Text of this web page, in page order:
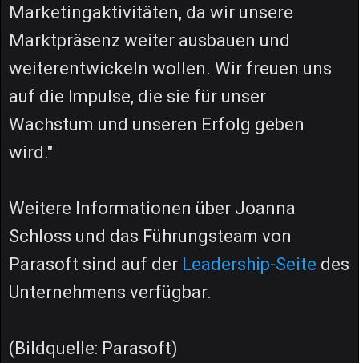
Marketingaktivitäten, da wir unsere
Marktpräsenz weiter ausbauen und
weiterentwickeln wollen. Wir freuen uns
auf die Impulse, die sie für unser
Wachstum und unseren Erfolg geben
wird."
Weitere Informationen über Joanna
Schloss und das Führungsteam von
Parasoft sind auf der Leadership-Seite des
Unternehmens verfügbar.
(Bildquelle: Parasoft)